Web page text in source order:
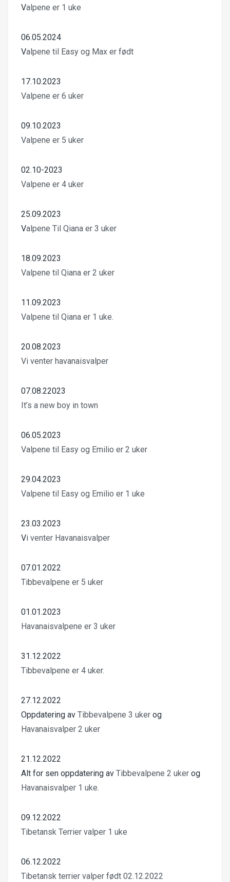
Valpene er 1 uke
06.05.2024
Valpene til Easy og Max er født
17.10.2023
Valpene er 6 uker
09.10.2023
Valpene er 5 uker
02.10-2023
Valpene er 4 uker
25.09.2023
Valpene Til Qiana er 3 uker
18.09.2023
Valpene til Qiana er 2 uker
11.09.2023
Valpene til Qiana er 1 uke.
20.08.2023
Vi venter havanaisvalper
07.08.22023
It’s a new boy in town
06.05.2023
Valpene til Easy og Emilio er 2 uker
29.04.2023
Valpene til Easy og Emilio er 1 uke
23.03.2023
Vi venter Havanaisvalper
07.01.2022
Tibbevalpene er 5 uker
01.01.2023
Havanaisvalpene er 3 uker
31.12.2022
Tibbevalpene er 4 uker.
27.12.2022
Oppdatering av Tibbevalpene 3 uker og
Havanaisvalper 2 uker
21.12.2022
Alt for sen oppdatering av Tibbevalpene 2 uker og
Havanaisvalper 1 uke.
09.12.2022
Tibetansk Terrier valper 1 uke
06.12.2022
Tibetansk terrier valper født 02.12.2022